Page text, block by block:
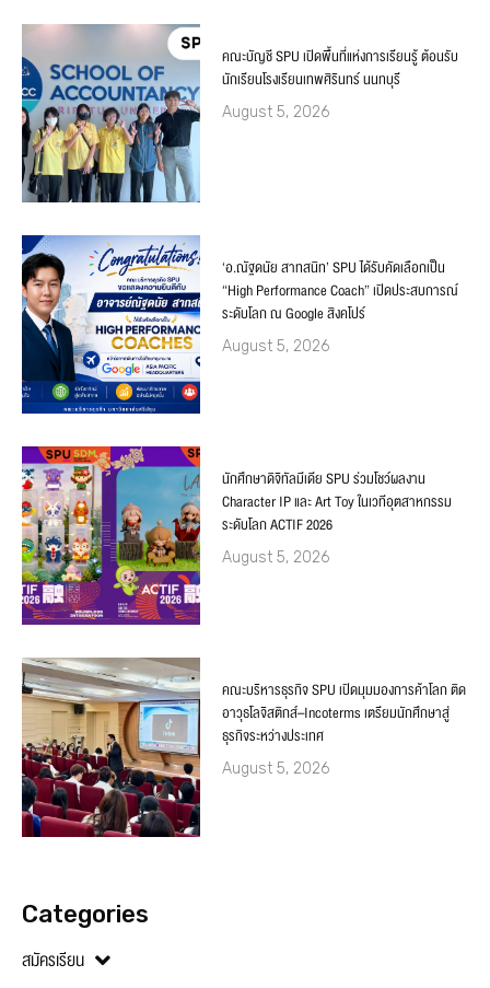
คณะบัญชี SPU เปิดพื้นที่แห่งการเรียนรู้ ต้อนรับ
นักเรียนโรงเรียนเทพศิรินทร์ นนทบุรี
August 5, 2026
‘อ.ณัฐดนัย สาทสนิท’ SPU ได้รับคัดเลือกเป็น
“High Performance Coach” เปิดประสบการณ์
ระดับโลก ณ Google สิงคโปร์
August 5, 2026
นักศึกษาดิจิทัลมีเดีย SPU ร่วมโชว์ผลงาน
Character IP และ Art Toy ในเวทีอุตสาหกรรม
ระดับโลก ACTIF 2026
August 5, 2026
คณะบริหารธุรกิจ SPU เปิดมุมมองการค้าโลก ติด
อาวุธโลจิสติกส์–Incoterms เตรียมนักศึกษาสู่
ธุรกิจระหว่างประเทศ
August 5, 2026
Categories
สมัครเรียน